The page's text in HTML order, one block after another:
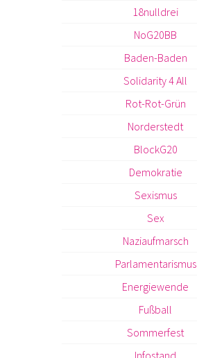
18nulldrei
NoG20BB
Baden-Baden
Solidarity 4 All
Rot-Rot-Grün
Norderstedt
BlockG20
Demokratie
Sexismus
Sex
Naziaufmarsch
Parlamentarismus
Energiewende
Fußball
Sommerfest